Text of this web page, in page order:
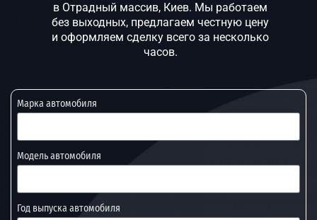
в Отрадный массив, Киев. Мы работаем
без выходных, предлагаем честную цену
и оформляем сделку всего за несколько
часов.
Марка автомобиля
Модель автомобиля
Год выпуска автомобиля